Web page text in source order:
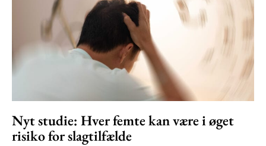
Subscription Plans
Free limited access
Nyt studie: Hver femte kan være i øget
risiko for slagtilfælde